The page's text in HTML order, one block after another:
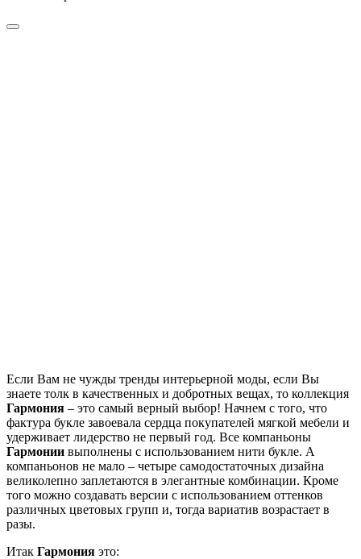
Если Вам не чужды тренды интерьерной моды, если Вы
знаете толк в качественных и добротных вещах, то коллекция
Гармония – это самый верный выбор! Начнем с того, что
фактура букле завоевала сердца покупателей мягкой мебели и
удерживает лидерство не первый год. Все компаньоны
Гармонии выполнены с использованием нити букле. А
компаньонов не мало – четыре самодостаточных дизайна
великолепно заплетаются в элегантные комбинации. Кроме
того можно создавать версии с использованием оттенков
различных цветовых групп и, тогда вариатив возрастает в
разы.
Итак Гармония это: